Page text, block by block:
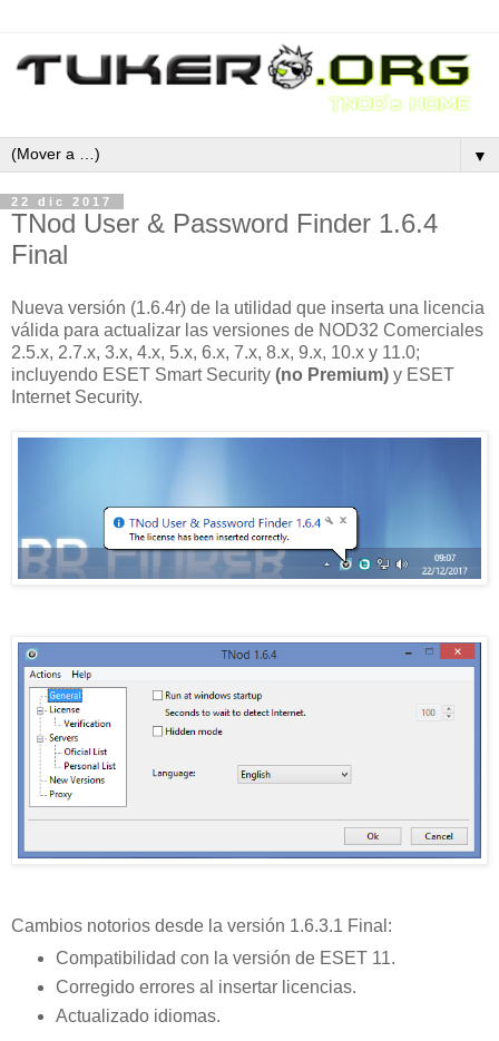
▼
22 dic 2017
TNod User & Password Finder 1.6.4
Final
Nueva versión (1.6.4r) de la utilidad que inserta una licencia
válida para actualizar las versiones de NOD32 Comerciales
2.5.x, 2.7.x, 3.x, 4.x, 5.x, 6.x, 7.x, 8.x, 9.x, 10.x y 11.0;
incluyendo ESET Smart Security (no Premium) y ESET
Internet Security.
Cambios notorios desde la versión 1.6.3.1 Final:
Compatibilidad con la versión de ESET 11.
Corregido errores al insertar licencias.
Actualizado idiomas.